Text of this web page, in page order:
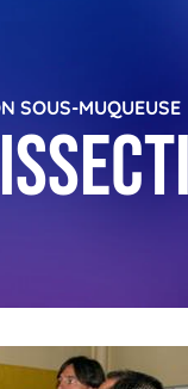
SOUS-MUQUEUSE